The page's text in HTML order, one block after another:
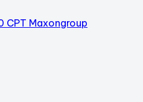
CPT Maxongroup